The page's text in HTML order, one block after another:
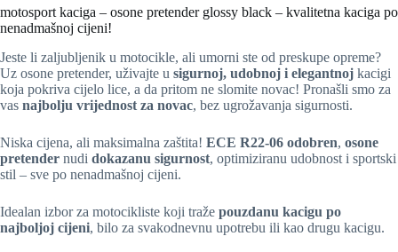
motosport kaciga – osone pretender glossy black – kvalitetna kaciga po
nenadmašnoj cijeni!
Jeste li zaljubljenik u motocikle, ali umorni ste od preskupe opreme?
Uz osone pretender, uživajte u sigurnoj, udobnoj i elegantnoj kacigi
koja pokriva cijelo lice, a da pritom ne slomite novac! Pronašli smo za
vas najbolju vrijednost za novac, bez ugrožavanja sigurnosti.
Niska cijena, ali maksimalna zaštita! ECE R22-06 odobren, osone
pretender nudi dokazanu sigurnost, optimiziranu udobnost i sportski
stil – sve po nenadmašnoj cijeni.
Idealan izbor za motocikliste koji traže pouzdanu kacigu po
najboljoj cijeni, bilo za svakodnevnu upotrebu ili kao drugu kacigu.